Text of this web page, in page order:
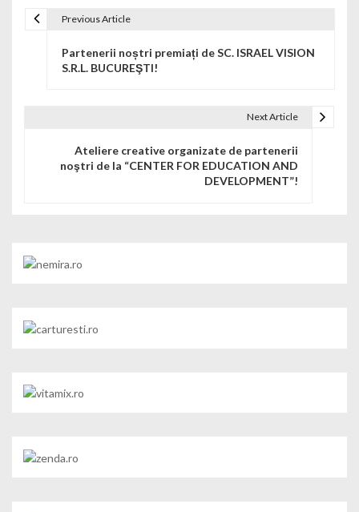
Previous Article
Partenerii noștri premiați de SC. ISRAEL VISION
S.R.L. BUCUREŞTI!
Next Article
Ateliere creative organizate de partenerii
noştri de la “CENTER FOR EDUCATION AND
DEVELOPMENT”!